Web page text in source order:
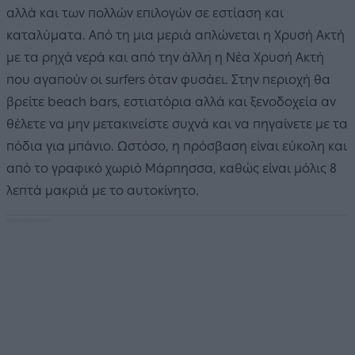
αλλά και των πολλών επιλογών σε εστίαση και
καταλύματα. Από τη μια μεριά απλώνεται η Χρυσή Ακτή
με τα ρηχά νερά και από την άλλη η Νέα Χρυσή Ακτή
που αγαπούν οι surfers όταν φυσάει. Στην περιοχή θα
βρείτε beach bars, εστιατόρια αλλά και ξενοδοχεία αν
θέλετε να μην μετακινείστε συχνά και να πηγαίνετε με τα
πόδια για μπάνιο. Ωστόσο, η πρόσβαση είναι εύκολη και
από το γραφικό χωριό Μάρπησσα, καθώς είναι μόλις 8
λεπτά μακριά με το αυτοκίνητο.